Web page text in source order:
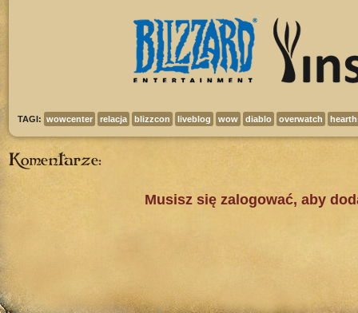
TAGI: wowcenter relacja blizzcon liveblog wow diablo overwatch
Komentarze:
Musisz się zalogować, aby